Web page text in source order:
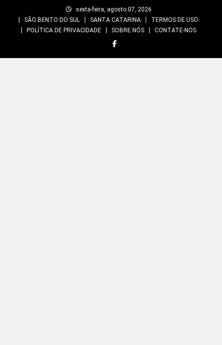
sexta-feira, agosto 07, 2026
SÃO BENTO DO SUL
SANTA CATARINA
TERMOS DE USO
POLÍTICA DE PRIVACIDADE
SOBRE NÓS CONTATE-NOS